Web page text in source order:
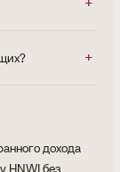
дохода
HNWI без